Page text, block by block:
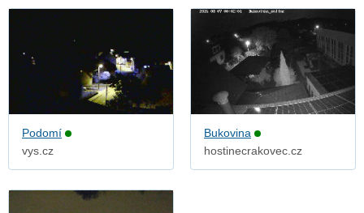
Podomí
vys.cz
Bukovina
hostinecrakovec.cz